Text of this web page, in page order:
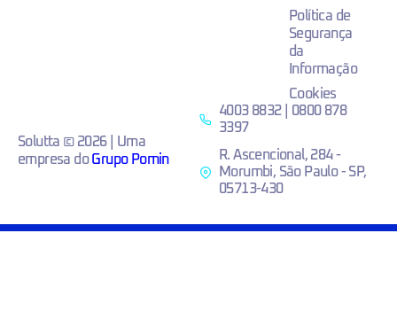
Política de
Segurança
da
Informação
Cookies
Solutta © 2026 | Uma
empresa doGrupo Pomin
4003 8832 | 0800 878
3397
R. Ascencional, 284 -
Morumbi, São Paulo - SP,
05713-430